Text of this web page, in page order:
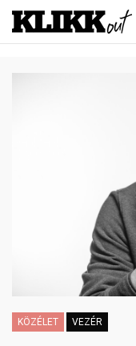
KÖZÉLET VEZÉR